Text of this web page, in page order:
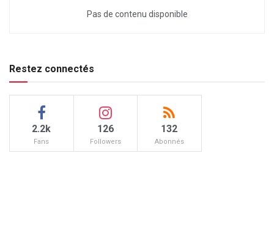
Pas de contenu disponible
Restez connectés
2.2k
Fans
126
Followers
132
Abonnés